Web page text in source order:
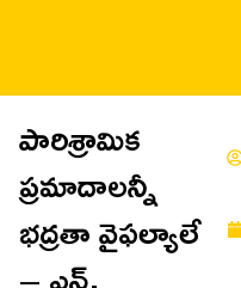
పారిశ్రామిక
ప్రమాదాలన్నీ
భద్రతా వైఫల్యాలే